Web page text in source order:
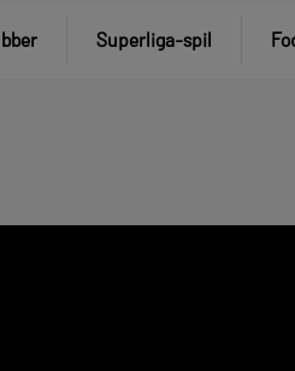
Superliga-spil